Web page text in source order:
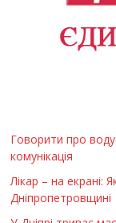
Говорити про
комунікація
Лікар – на екрані:
Дніпропетровщині